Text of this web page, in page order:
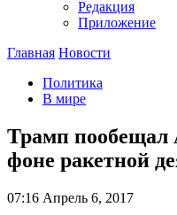
Редакция
Приложение
Главная Новости
Политика
В мире
Трамп пообещал
фоне ракетной
07:16 Апрель 6, 2017